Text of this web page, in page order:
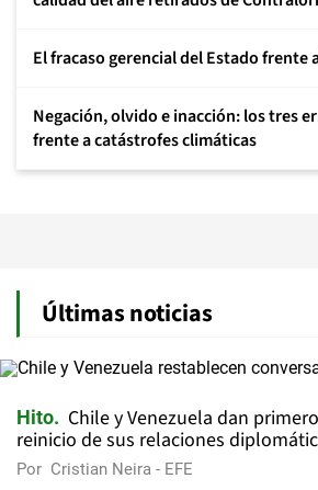
El fracaso gerencial del Estado frente
Negación, olvido e inacción: los tres
frente a catástrofes climáticas
Últimas noticias
Hito
Chile y Venezuela dan
reinicio de sus relaciones
Por Cristian Neira - EFE